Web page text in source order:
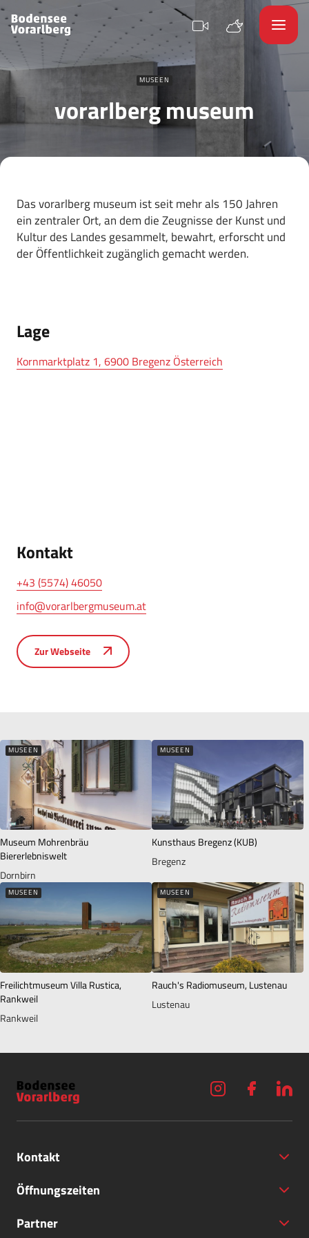
MUSEEN
vorarlberg museum
Das vorarlberg museum ist seit mehr als 150 Jahren
ein zentraler Ort, an dem die Zeugnisse der Kunst und
Kultur des Landes gesammelt, bewahrt, erforscht und
der Öffentlichkeit zugänglich gemacht werden.
Lage
Kornmarktplatz 1, 6900 Bregenz Österreich
Kontakt
+43 (5574) 46050
info@vorarlbergmuseum.at
Zur Webseite
MUSEEN
Museum Mohrenbräu
Biererlebniswelt
Dornbirn
MUSEEN
Kunsthaus Bregenz (KUB)
Bregenz
MUSEEN
Freilichtmuseum Villa Rustica,
Rankweil
Rankweil
MUSEEN
Rauch's Radiomuseum, Lustenau
Lustenau
Kontakt
Öffnungszeiten
Partner